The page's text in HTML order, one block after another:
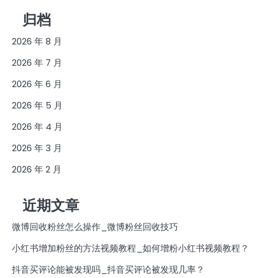
归档
2026 年 8 月
2026 年 7 月
2026 年 6 月
2026 年 5 月
2026 年 4 月
2026 年 3 月
2026 年 2 月
近期文章
微博回收粉丝怎么操作_微博粉丝回收技巧
小红书增加粉丝的方法视频教程_如何增粉小红书视频教程？
抖音买评论能被发现吗_抖音买评论被发现几率？